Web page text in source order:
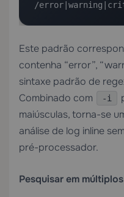
/
Este padrão
contenha “error”,
sintaxe padrão de
Combinado com
-i
maiúsculas, torna-se
análise de log inline
pré-processador.
Pesquisar em